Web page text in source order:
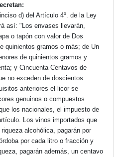
d) del Artículo 4º. de la Ley
así: "Los envases llevarán,
o tapón con valor de Dos
quinientos gramos o más; de Un
de quinientos gramos y
y Cincuenta Centavos de
no exceden de doscientos
anteriores el licor se
genuinos o compuestos
los nacionales, el impuesto de
Los vinos importados que
alcohólica, pagarán por
por cada litro o fracción y
pagarán además, un centavo